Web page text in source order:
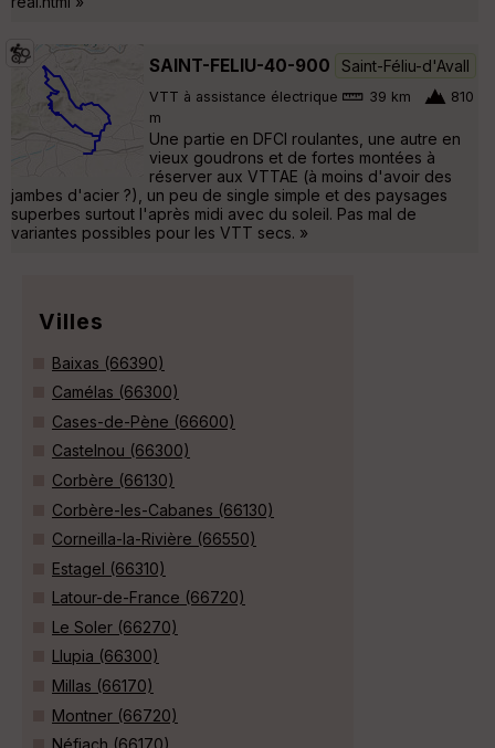
SAINT-FELIU-40-900 Saint-Féliu-d'Avall
VTT à assistance électrique 39 km
810
m
Une partie en DFCI roulantes, une autre en
vieux goudrons et de fortes montées à
réserver aux VTTAE (à moins d'avoir des
jambes d'acier ?), un peu de single simple et des paysages
superbes surtout l'après midi avec du soleil. Pas mal de
variantes possibles pour les VTT secs. »
Villes
Baixas (66390)
Camélas (66300)
Cases-de-Pène (66600)
Castelnou (66300)
Corbère (66130)
Corbère-les-Cabanes (66130)
Corneilla-la-Rivière (66550)
Estagel (66310)
Latour-de-France (66720)
Le Soler (66270)
Llupia (66300)
Millas (66170)
Montner (66720)